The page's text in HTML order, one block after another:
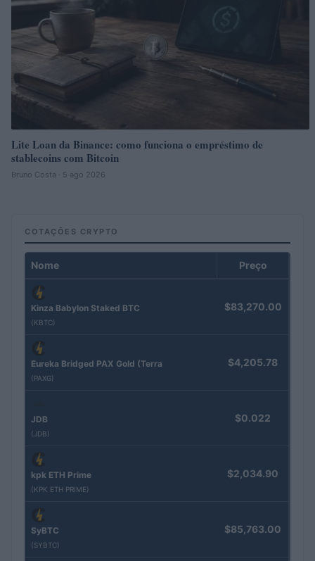
Lite Loan da Binance: como funciona o empréstimo de
stablecoins com Bitcoin
Bruno Costa · 5 ago 2026
COTAÇÕES CRYPTO
Nome Preço
Kinza Babylon Staked BTC
(KBTC)
$83,270.00
Eureka Bridged PAX Gold (Terra
(PAXG)
$4,205.78
JDB
(JDB)
$0.022
kpk ETH Prime
(KPK ETH PRIME)
$2,034.90
SyBTC
(SYBTC)
$85,763.00